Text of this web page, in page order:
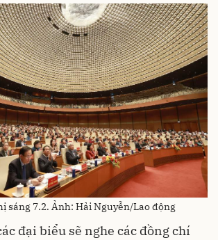
sáng 7.2. Ảnh: Hải Nguyễn/Lao động
đại biểu sẽ nghe các đồng chí